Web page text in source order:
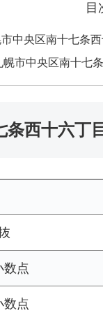
目
中央区南十七条
幌市中央区南十七
条西十六丁
数点
数点